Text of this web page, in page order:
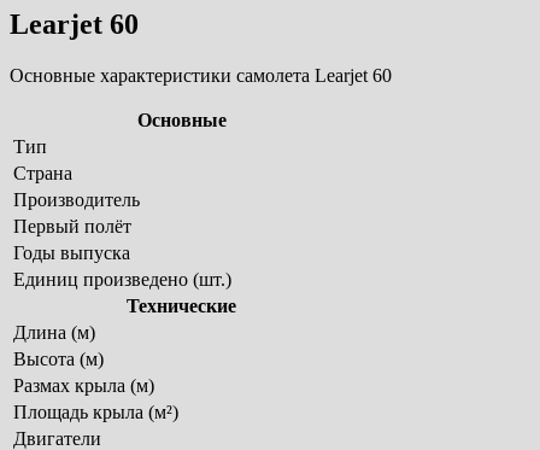
Learjet 60
Основные характеристики самолета Learjet 60
Основные
Тип
Страна
Производитель
Первый полёт
Годы выпуска
Единиц произведено (шт.)
Технические
Длина (м)
Высота (м)
Размах крыла (м)
Площадь крыла (м²)
Двигатели